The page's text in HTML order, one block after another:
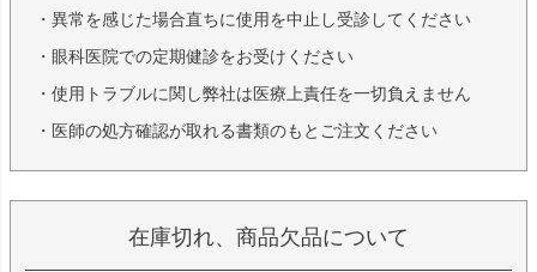
・異常を感じた場合直ちに使用を中止し受診してください
・眼科医院での定期健診をお受けください
・使用トラブルに関し弊社は医療上責任を一切負えません
・医師の処方確認が取れる書類のもとご注文ください
在庫切れ、商品欠品について